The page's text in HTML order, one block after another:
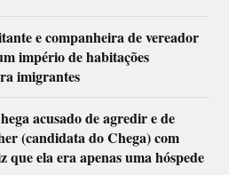
e companheira de vereador
império de habitações
imigrantes
acusado de agredir e de
(candidata do Chega) com
que ela era apenas uma hóspede